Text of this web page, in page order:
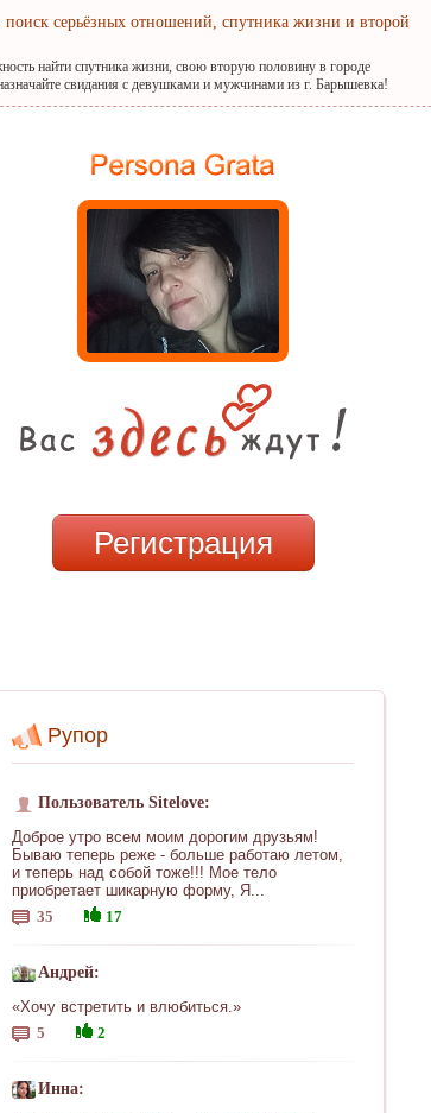
поиск серьёзных отношений, спутника жизни и второй
найти спутника жизни, свою вторую половину в городе
свидания с девушками и мужчинами из г. Барышевка!
Регистрация
Рупор
Пользователь Sitelove:
Доброе утро всем моим дорогим друзьям!
Бываю теперь реже - больше работаю летом,
и теперь над собой тоже!!! Мое тело
приобретает шикарную форму, Я...
35
17
Андрей:
«Хочу встретить и влюбиться.»
5
2
Инна: